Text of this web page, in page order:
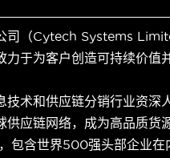
司（Cytech Systems
力于为客户创造可持续价值
技术和供应链分销行业资深
供应链网络，成为高品质货
包含世界500强头部企业